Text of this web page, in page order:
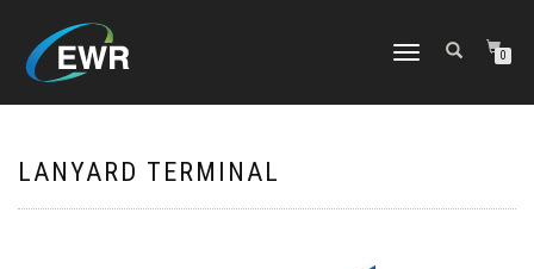
CAMBIAR
0
LANYARD TERMINAL